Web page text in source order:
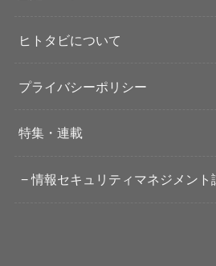
ヒトタビについて
プライバシーポリシー
特集・連載
情報セキュリティマネジメント